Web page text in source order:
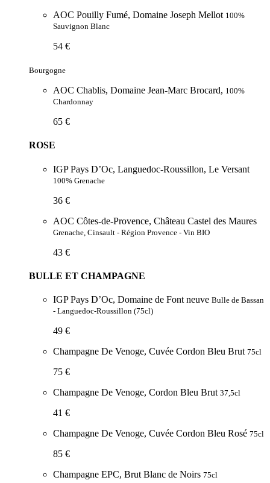
AOC Pouilly Fumé, Domaine Joseph Mellot 100%
Sauvignon Blanc
54 €
Bourgogne
AOC Chablis, Domaine Jean-Marc Brocard, 100%
Chardonnay
65 €
ROSE
IGP Pays D’Oc, Languedoc-Roussillon, Le Versant
100% Grenache
36 €
AOC Côtes-de-Provence, Château Castel des Maures
Grenache, Cinsault - Région Provence - Vin BIO
43 €
BULLE ET CHAMPAGNE
IGP Pays D’Oc, Domaine de Font neuve Bulle de Bassan
- Languedoc-Roussillon (75cl)
49 €
Champagne De Venoge, Cuvée Cordon Bleu Brut 75cl
75 €
Champagne De Venoge, Cordon Bleu Brut 37,5cl
41 €
Champagne De Venoge, Cuvée Cordon Bleu Rosé 75cl
85 €
Champagne EPC, Brut Blanc de Noirs 75cl